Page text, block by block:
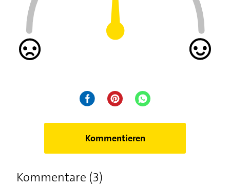
Kommentieren
Kommentare (3)